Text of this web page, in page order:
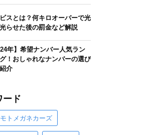
スとは？何キロオーバーで光
らせた後の罰金など解説
年】希望ナンバー人気ラン
！おしゃれなナンバーの選び
介
ード
モトメガネカーズ